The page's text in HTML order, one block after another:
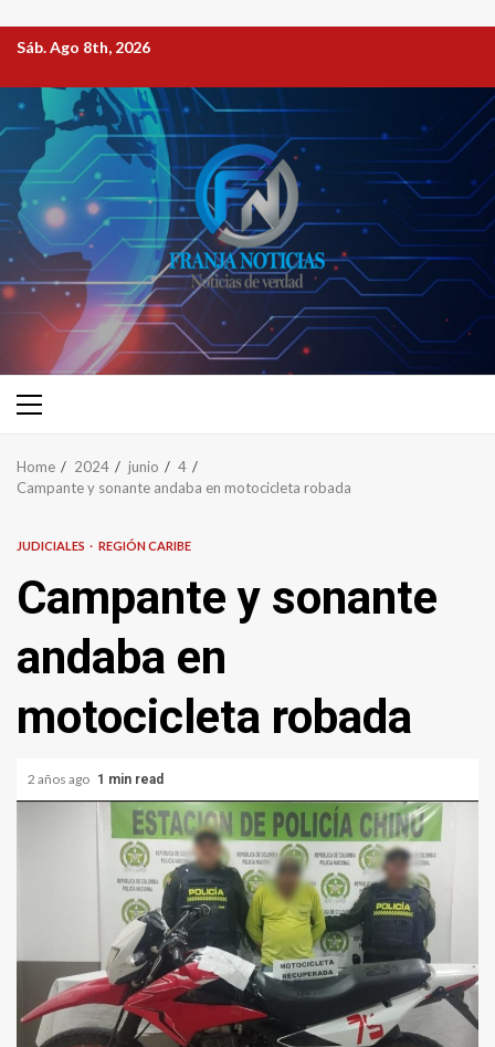
Sáb. Ago 8th, 2026
Home 2024 junio
4
Campante y sonante andaba en motocicleta robada
JUDICIALES REGIÓN CARIBE
Campante y sonante
andaba en
motocicleta robada
2 años ago 1 min read